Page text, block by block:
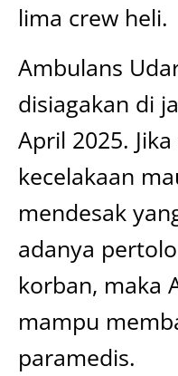
lima crew heli.
Ambulans
disiagakan di
April 2025.
kecelakaan
mendesak
adanya
korban, maka
mampu
paramedis.